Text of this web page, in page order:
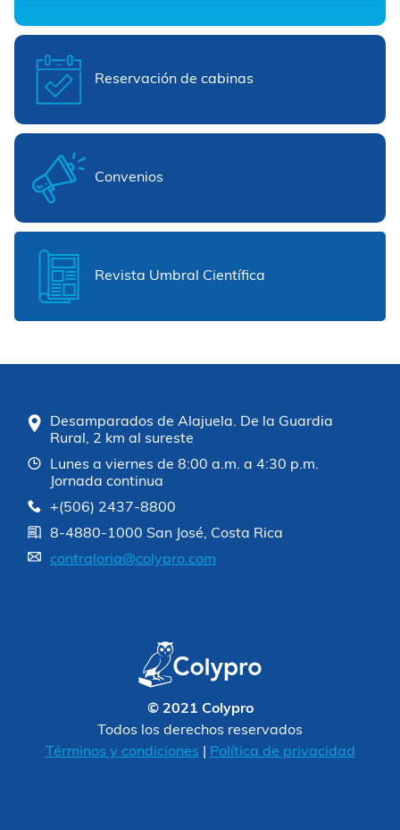
Reservación de cabinas
Convenios
Revista Umbral Científica
Desamparados de Alajuela. De la Guardia
Rural, 2 km al sureste
Lunes a viernes de 8:00 a.m. a 4:30 p.m.
Jornada continua
+(506) 2437-8800
8-4880-1000 San José, Costa Rica
contraloria@colypro.com
© 2021 Colypro
Todos los derechos reservados
Términos y condiciones
Política de privacidad